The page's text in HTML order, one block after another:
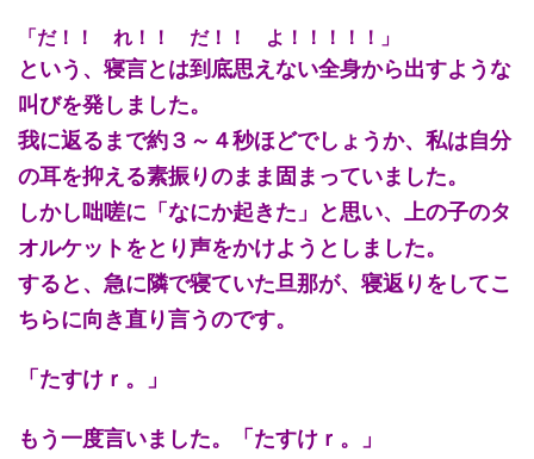
「だ！！ れ！！ だ！！ よ！！！！！」
という、寝言とは到底思えない全身から出すような
叫びを発しました。
我に返るまで約３～４秒ほどでしょうか、私は自分
の耳を抑える素振りのまま固まっていました。
しかし咄嗟に「なにか起きた」と思い、上の子のタ
オルケットをとり声をかけようとしました。
すると、急に隣で寝ていた旦那が、寝返りをしてこ
ちらに向き直り言うのです。
「たすけｒ。」
もう一度言いました。「たすけｒ。」